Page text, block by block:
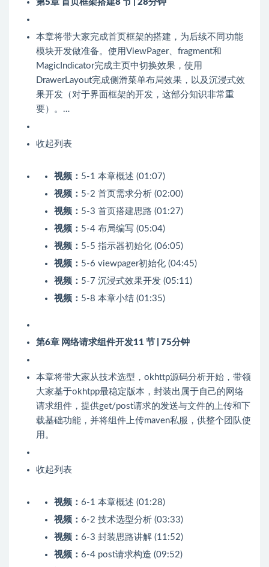
第5章 首页框架搭建8 节 | 28分钟
本章将带大家完成首页框架的搭建，为后续不同功能
模块开发做准备。使用ViewPager、fragment和
MagicIndicator完成主页中切换效果，使用
DrawerLayout完成侧滑菜单布局效果，以及沉浸式效
果开发（对于界面框架的开发，这部分知识非常重
要）。…
收起列表
视频： 5-1 本章概述 (01:07)
视频： 5-2 首页需求分析 (02:00)
视频： 5-3 首页搭建思路 (01:27)
视频： 5-4 布局编写 (05:04)
视频： 5-5 指示器初始化 (06:05)
视频： 5-6 viewpager初始化 (04:45)
视频： 5-7 沉浸式效果开发 (05:11)
视频： 5-8 本章小结 (01:35)
第6章 网络请求组件开发11 节 | 75分钟
本章将带大家从技术选型，okhttp源码分析开始，带领
大家基于okhtpp最稳定版本，封装出属于自己的网络
请求组件，提供get/post请求的发送与文件的上传和下
载基础功能，并将组件上传maven私服，供整个团队使
用。
收起列表
视频： 6-1 本章概述 (01:28)
视频： 6-2 技术选型分析 (03:33)
视频： 6-3 封装思路讲解 (11:52)
视频： 6-4 post请求构造 (09:52)